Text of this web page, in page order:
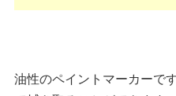
油性のペイントマーカーで